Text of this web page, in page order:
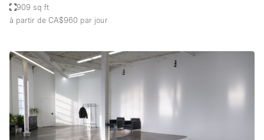
909 sq ft
à partir de CA$960 par jour